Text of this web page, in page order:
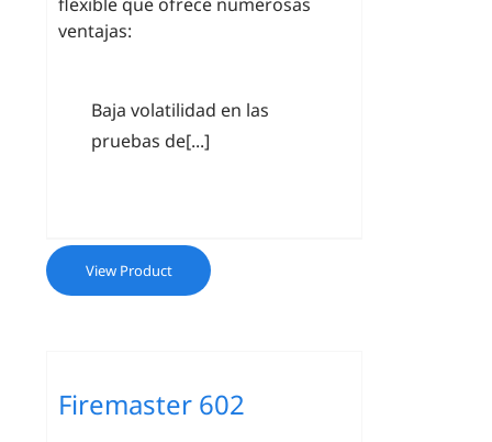
ventajas:
Baja volatilidad en las
pruebas de[...]
View Product
Firemaster 602